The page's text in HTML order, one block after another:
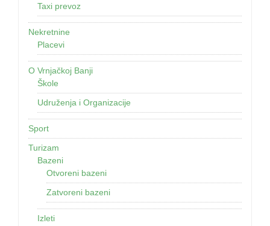
Taxi prevoz
Nekretnine
Placevi
O Vrnjačkoj Banji
Škole
Udruženja i Organizacije
Sport
Turizam
Bazeni
Otvoreni bazeni
Zatvoreni bazeni
Izleti